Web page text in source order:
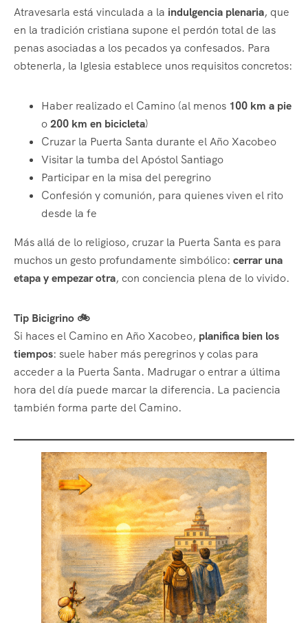
Atravesarla está vinculada a la indulgencia plenaria, que
en la tradición cristiana supone el perdón total de las
penas asociadas a los pecados ya confesados. Para
obtenerla, la Iglesia establece unos requisitos concretos:
Haber realizado el Camino (al menos 100 km a pie
o200 km en bicicleta)
Cruzar la Puerta Santa durante el Año Xacobeo
Visitar la tumba del Apóstol Santiago
Participar en la misa del peregrino
Confesión y comunión, para quienes viven el rito
desde la fe
Más allá de lo religioso, cruzar la Puerta Santa es para
muchos un gesto profundamente simbólico: cerrar una
etapa y empezar otra, con conciencia plena de lo vivido.
Tip Bicigrino 🚲
Si haces el Camino en Año Xacobeo, planifica bien los
tiempos: suele haber más peregrinos y colas para
acceder a la Puerta Santa. Madrugar o entrar a última
hora del día puede marcar la diferencia. La paciencia
también forma parte del Camino.